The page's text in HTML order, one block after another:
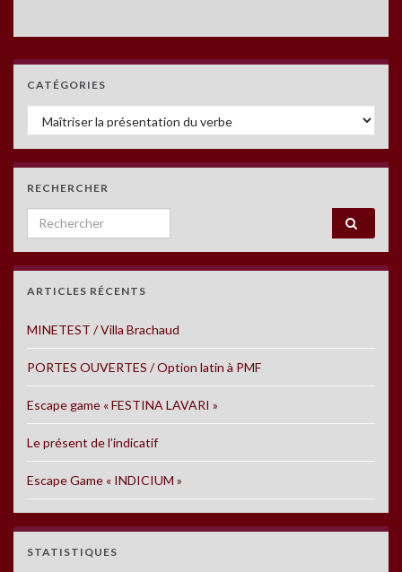
CATÉGORIES
Catégories
RECHERCHER
Search for:
ARTICLES RÉCENTS
MINETEST / Villa Brachaud
PORTES OUVERTES / Option latin à PMF
Escape game « FESTINA LAVARI »
Le présent de l’indicatif
Escape Game « INDICIUM »
STATISTIQUES